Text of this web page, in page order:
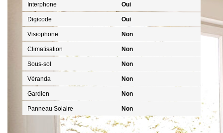
Interphone Oui
Digicode Oui
Visiophone Non
Climatisation Non
Sous-sol Non
Véranda Non
Gardien Non
Panneau Solaire Non